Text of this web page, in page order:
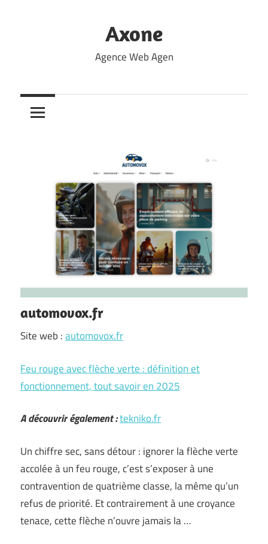
Axone
Agence Web Agen
automovox.fr
Site web :automovox.fr
Feu rouge avec flèche verte : définition et
fonctionnement, tout savoir en 2025
A découvrir également :tekniko.fr
Un chiffre sec, sans détour : ignorer la flèche verte
accolée à un feu rouge, c’est s’exposer à une
contravention de quatrième classe, la même qu’un
refus de priorité. Et contrairement à une croyance
tenace, cette flèche n’ouvre jamais la …